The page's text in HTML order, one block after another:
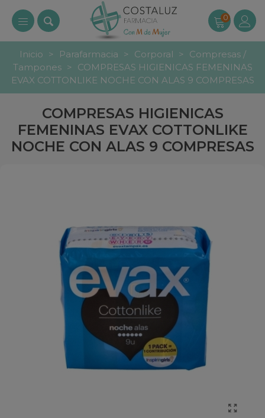
0
Inicio > Parafarmacia > Corporal >
Compresas /
Tampones >
COMPRESAS HIGIENICAS FEMENINAS
EVAX COTTONLIKE NOCHE CON ALAS 9 COMPRESAS
COMPRESAS HIGIENICAS
FEMENINAS EVAX COTTONLIKE
NOCHE CON ALAS 9 COMPRESAS